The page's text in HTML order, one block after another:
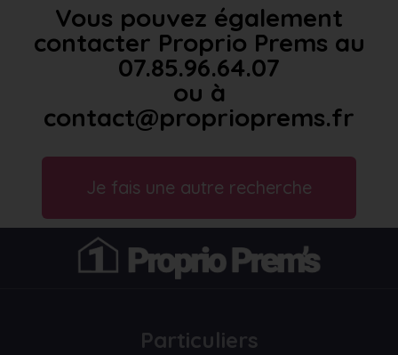
Vous pouvez également
contacter Proprio Prems au
07.85.96.64.07
ou à
contact@proprioprems.fr
Je fais une autre recherche
Particuliers